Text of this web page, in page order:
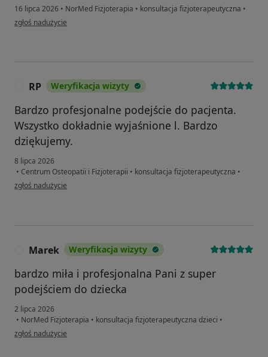
16 lipca 2026 • NorMed Fizjoterapia • konsultacja fizjoterapeutyczna •
w opinii użytkownika Sonia KS
zgłoś nadużycie
RP Weryfikacja wizyty
Bardzo profesjonalne podejście do pacjenta.
Wszystko dokładnie wyjaśnione l. Bardzo
dziękujemy.
8 lipca 2026
• Centrum Osteopatii i Fizjoterapii • konsultacja fizjoterapeutyczna •
w opinii użytkownika RP
zgłoś nadużycie
Marek Weryfikacja wizyty
bardzo miła i profesjonalna Pani z super
podejściem do dziecka
2 lipca 2026
• NorMed Fizjoterapia • konsultacja fizjoterapeutyczna dzieci •
w opinii użytkownika Marek
zgłoś nadużycie